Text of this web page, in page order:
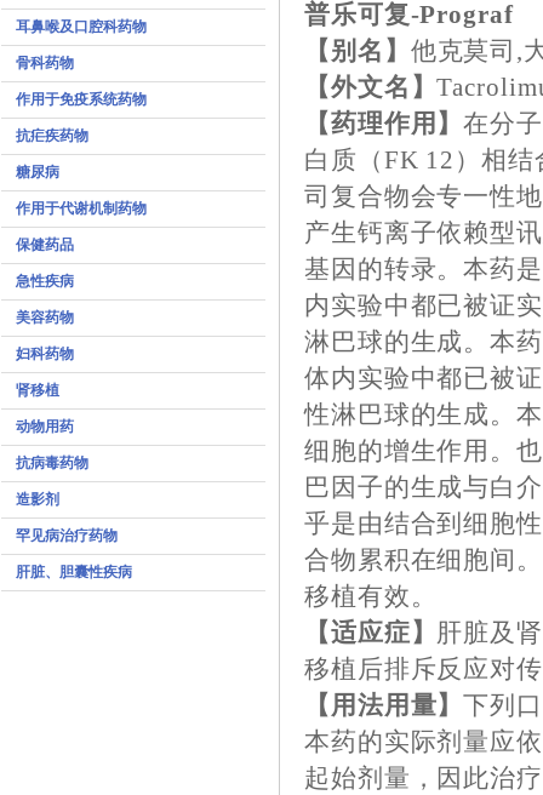
耳鼻喉及口腔科药物
骨科药物
作用于免疫系统药物
抗疟疾药物
糖尿病
作用于代谢机制药物
保健药品
急性疾病
美容药物
妇科药物
肾移植
动物用药
抗病毒药物
造影剂
罕见病治疗药物
肝脏、胆囊性疾病
普乐可复-Prograf
【别名】 他克莫司,
【外文名】
【药理作用】在分
白质（FK 12）相
司复合物会专一性
产生钙离子依赖型
基因的转录。本药
内实验中都已被证
淋巴球的生成。本
体内实验中都已被
性淋巴球的生成。
细胞的增生作用。
巴因子的生成与白
乎是由结合到细胞
合物累积在细胞间
移植有效。
【适应症】 肝脏及
移植后排斥反应对
【用法用量】下列
本药的实际剂量应
起始剂量，因此治